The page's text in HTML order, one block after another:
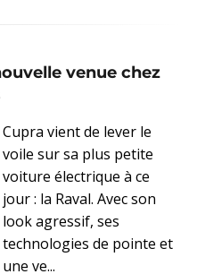
venue chez
Cupra vient de lever le
voile sur sa plus petite
voiture électrique à ce
jour : la Raval. Avec son
look agressif, ses
technologies de pointe et
une ve...